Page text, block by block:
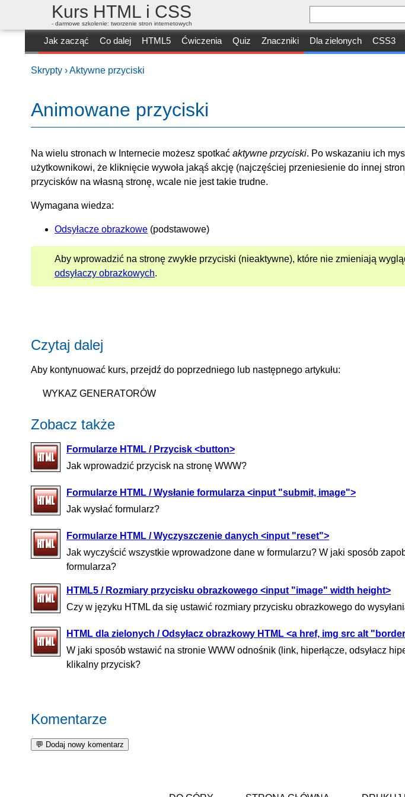
Kurs HTML i CSS
- darmowe szkolenie: tworzenie stron internetowych
Jak zacząć Co dalej HTML5 Ćwiczenia Quiz Znaczniki Dla zielonych CSS3
Skrypty ›Aktywne przyciski
Animowane przyciski
Na wielu stronach w Internecie możesz spotkać aktywne przyciski. Po wskazaniu ich
użytkownikowi, że kliknięcie wywoła jakąś akcję (najczęściej przeniesienie do innej
przycisków na własną stronę, wcale nie jest takie trudne.
Wymagana wiedza:
Odsyłacze obrazkowe (podstawowe)
Aby wprowadzić na stronę zwykłe przyciski (nieaktywne), które nie zmieniają
odsyłaczy obrazkowych.
Czytaj dalej
Aby kontynuować kurs, przejdź do poprzedniego lub następnego artykułu:
WYKAZ GENERATORÓW
Zobacz także
Formularze HTML / Przycisk <button>
Jak wprowadzić przycisk na stronę WWW?
Formularze HTML / Wysłanie formularza <input "submit, image">
Jak wysłać formularz?
Formularze HTML / Wyczyszczenie danych <input "reset">
Jak wyczyścić wszystkie wprowadzone dane w formularzu? W jaki sposób
formularza?
HTML5 / Rozmiary przycisku obrazkowego <input "image" width height>
Czy w języku HTML da się ustawić rozmiary przycisku obrazkowego do
HTML dla zielonych / Odsyłacz obrazkowy HTML <a href, img src alt
W jaki sposób wstawić na stronie WWW odnośnik (link, hiperłącze, odsyłacz
klikalny przycisk?
Komentarze